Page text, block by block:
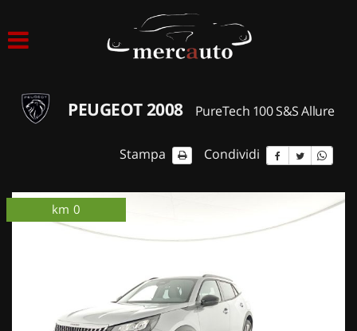
ACQUISTIAMO USATO
NOLEGGIO AUTO
NOLEGGIO BREVE TERMINE
PEUGEOT 2008 PureTech 100 S&S Allure
Stampa Condividi
km 0 km 0